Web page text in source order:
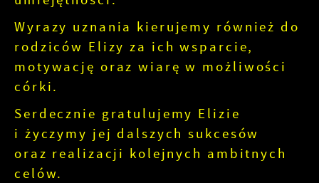
Wyrazy uznania kierujemy również do
rodziców Elizy za ich wsparcie,
motywację oraz wiarę w możliwości
córki.
Serdecznie gratulujemy Elizie
i życzymy jej dalszych sukcesów
oraz realizacji kolejnych ambitnych
celów.